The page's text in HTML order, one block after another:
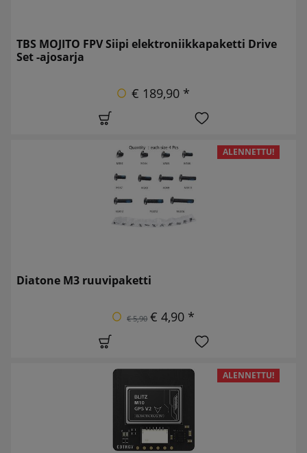
TBS MOJITO FPV Siipi elektroniikkapaketti Drive
Set -ajosarja
€ 189,90 *
ALENNETTU!
Diatone M3 ruuvipaketti
€ 5,90 € 4,90 *
ALENNETTU!